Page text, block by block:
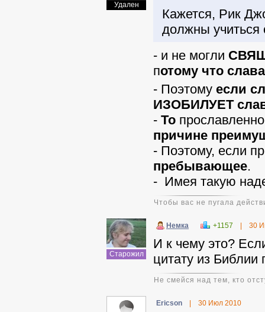
Удален
Кажется, Рик
должны учиться
- и не могли
потому что
- Поэтому если
ИЗОБИЛУЕТ
- То
причине
- Поэтому, если
пребывающее.
- Имея такую
Чтобы вас не пугала
Старожил
Немка +1157 30
И к чему это?
цитату из
Не смейся над тем, кто
Ericson 30 Июл 2010